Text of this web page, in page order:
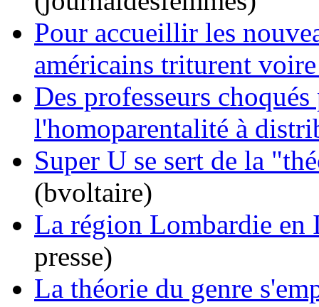
Pour accueillir les
américains triturent
Des professeurs
l'homoparentalité à
Super U se sert de la
(bvoltaire)
La région Lombardie en
presse)
La théorie du genre